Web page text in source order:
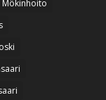
Mökinhoito